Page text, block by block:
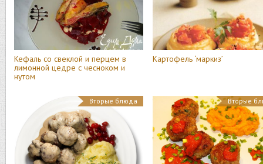
Кефаль со свеклой и перцем в
лимонной цедре с чесноком и
нутом
Картофель ‘маркиз’
Вторые блюда Вторые